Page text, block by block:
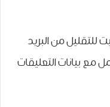
من البريد
مع بيانات التعليقات